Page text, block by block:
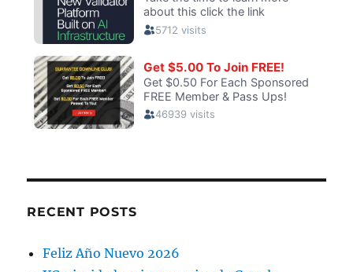
RECENT POSTS
Feliz Año Nuevo 2026